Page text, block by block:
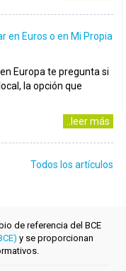
en Euros o en Mi Propia
Europa te pregunta si
la opción que
..leer más
Todos los artículos
de referencia del BCE
y se proporcionan